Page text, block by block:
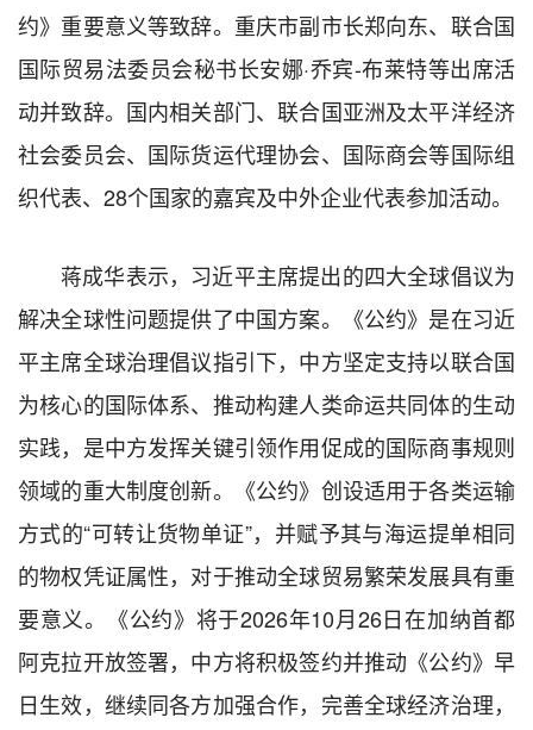
约》重要意义等致辞。重庆市副市长郑向东、联合国
国际贸易法委员会秘书长安娜·乔宾-布莱特等出席活
动并致辞。国内相关部门、联合国亚洲及太平洋经济
社会委员会、国际货运代理协会、国际商会等国际组
织代表、28个国家的嘉宾及中外企业代表参加活动。
蒋成华表示，习近平主席提出的四大全球倡议为
解决全球性问题提供了中国方案。《公约》是在习近
平主席全球治理倡议指引下，中方坚定支持以联合国
为核心的国际体系、推动构建人类命运共同体的生动
实践，是中方发挥关键引领作用促成的国际商事规则
领域的重大制度创新。《公约》创设适用于各类运输
方式的“可转让货物单证”，并赋予其与海运提单相同
的物权凭证属性，对于推动全球贸易繁荣发展具有重
要意义。《公约》将于2026年10月26日在加纳首都
阿克拉开放签署，中方将积极签约并推动《公约》早
日生效，继续同各方加强合作，完善全球经济治理，